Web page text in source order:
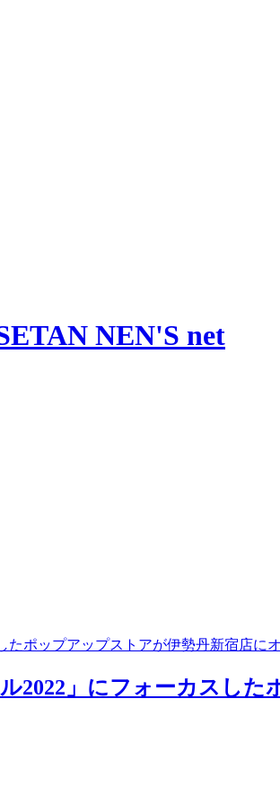
NEN'S net
たポップアップストアが伊勢丹新宿店に
2022」にフォーカスし